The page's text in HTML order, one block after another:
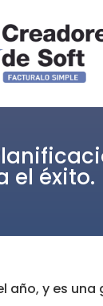
el éxito.
año, y es